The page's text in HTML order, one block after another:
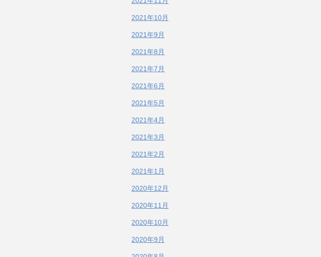
2021年10月
2021年9月
2021年8月
2021年7月
2021年6月
2021年5月
2021年4月
2021年3月
2021年2月
2021年1月
2020年12月
2020年11月
2020年10月
2020年9月